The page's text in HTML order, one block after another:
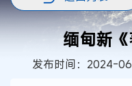
缅甸新
发布时间：2024-